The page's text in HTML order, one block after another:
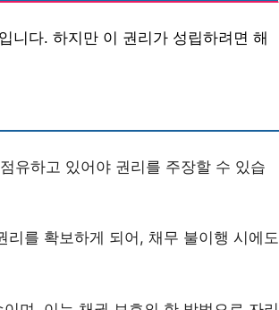
니다. 하지만 이 권리가 성립하려면 해
유하고 있어야 권리를 주장할 수 있습
를 확보하게 되어, 채무 불이행 시에도